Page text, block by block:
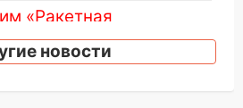
«Ракетная
Ульяновской
новости